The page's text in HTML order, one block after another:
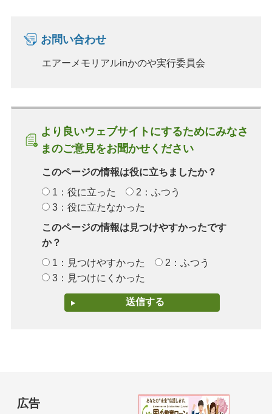
お問い合わせ
エアーメモリアルinかのや実行委員会
より良いウェブサイトにするためにみなさ
まのご意見をお聞かせください
このページの情報は役に立ちましたか？
1：役に立った
2：ふつう
3：役に立たなかった
このページの情報は見つけやすかったです
か？
1：見つけやすかった
2：ふつう
3：見つけにくかった
広告